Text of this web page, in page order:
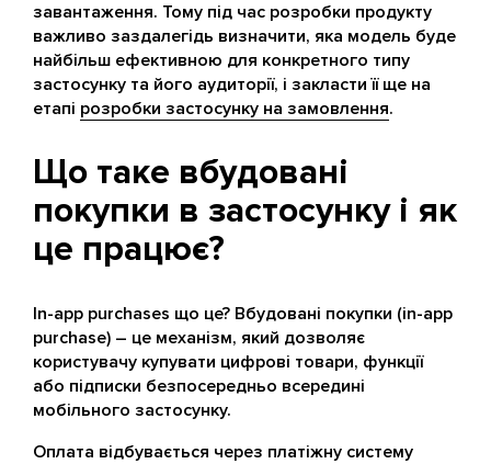
завантаження. Тому під час розробки продукту
важливо заздалегідь визначити, яка модель буде
найбільш ефективною для конкретного типу
застосунку та його аудиторії, і закласти її ще на
етапі розробки застосунку на замовлення.
Що таке вбудовані
покупки в застосунку і як
це працює?
In-app purchases що це? Вбудовані покупки (in-app
purchase) – це механізм, який дозволяє
користувачу купувати цифрові товари, функції
або підписки безпосередньо всередині
мобільного застосунку.
Оплата відбувається через платіжну систему